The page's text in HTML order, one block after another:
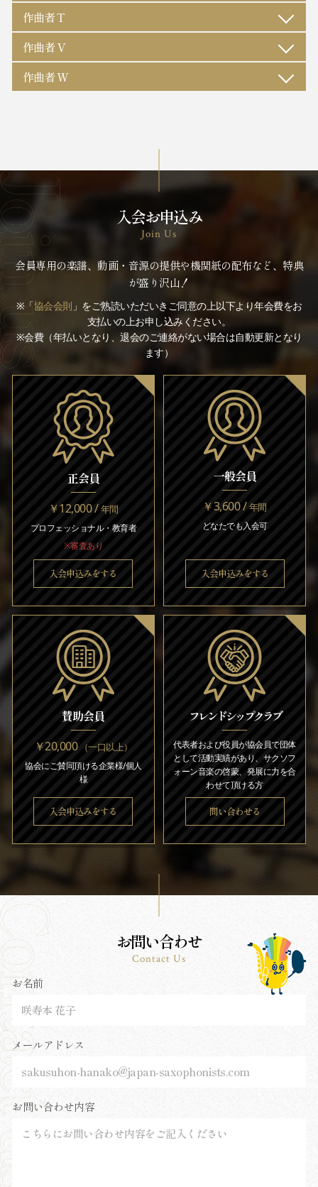
作曲者 T
作曲者 V
作曲者 W
入会お申込み
Join Us
会員専用の楽譜、動画・音源の提供や機関紙の配布など、特典
が盛り沢山！
※「協会会則 」をご熟読いただいきご同意の上以下より年会費をお
支払いの上お申し込みください。
※会費（年払いとなり、退会のご連絡がない場合は自動更新となり
ます）
正会員
￥12,000 /年間
プロフェッショナル・教育者
※審査あり
入会申込みをする
一般会員
￥3,600 /年間
どなたでも入会可
入会申込みをする
賛助会員
￥20,000（一口以上）
協会にご賛同頂ける企業様/個人
様
入会申込みをする
フレンドシップクラブ
代表者および役員が協会員で団体
として活動実績があり、サクソフ
ォーン音楽の啓蒙、発展に力を合
わせて頂ける方
問い合わせる
お問い合わせ
Contact Us
お名前
メールアドレス
お問い合わせ内容